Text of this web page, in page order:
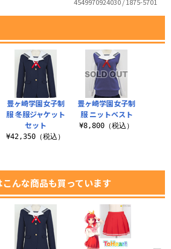
豊ヶ崎学園女子制
服 冬服ジャケット
セット
¥42,350（税込）
豊ヶ崎学園女子制
服 ニットベスト
¥8,800（税込）
んな商品も買っています